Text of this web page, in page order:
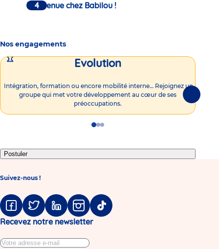
Bienvenue chez Babilou !
Nos engagements
Evolution
Intégration, formation ou encore mobilité interne… Rejoignez un
groupe qui met votre développement au cœur de ses
préoccupations.
Go
1
Go
2
Go
3
Postuler
Suivez-nous !
FacebookTwitter LinkedinInstagramTiktok
Recevez notre newsletter